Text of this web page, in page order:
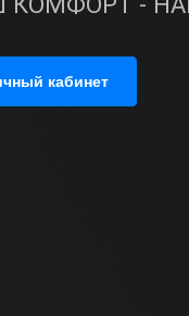
кабинет